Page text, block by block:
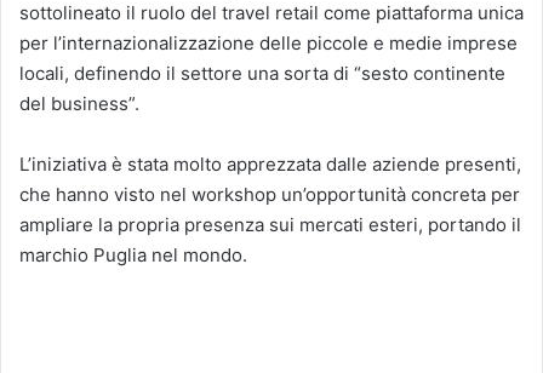
sottolineato il ruolo del travel retail come piattaforma unica
per l’internazionalizzazione delle piccole e medie imprese
locali, definendo il settore una sorta di “sesto continente
del business”.
L’iniziativa è stata molto apprezzata dalle aziende presenti,
che hanno visto nel workshop un’opportunità concreta per
ampliare la propria presenza sui mercati esteri, portando il
marchio Puglia nel mondo.